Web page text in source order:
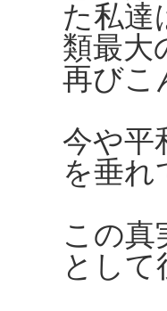
た私達
類最大
再びこ
今や平
を垂れ
この真
とし